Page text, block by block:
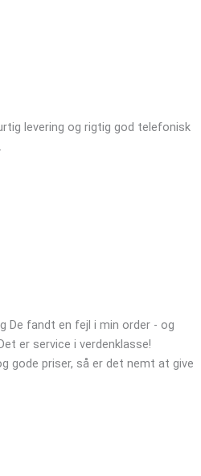
levering og rigtig god telefonisk
De fandt en fejl i min order - og
er service i verdenklasse!
gode priser, så er det nemt at give